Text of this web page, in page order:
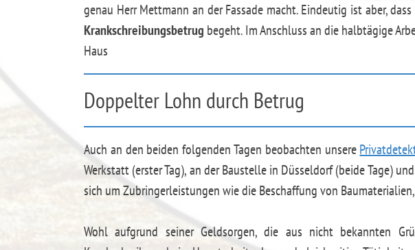
genau Herr Mettmann an der Fassade macht. Eindeutig ist aber,
Krankschreibungsbetrug begeht. Im Anschluss an die halbtägige
Haus
Doppelter Lohn durch Betrug
Auch an den beiden folgenden Tagen beobachten unsere
Werkstatt (erster Tag), an der Baustelle in Düsseldorf (beide Tage)
sich um Zubringerleistungen wie die Beschaffung von
Wohl aufgrund seiner Geldsorgen, die aus nicht bekannten